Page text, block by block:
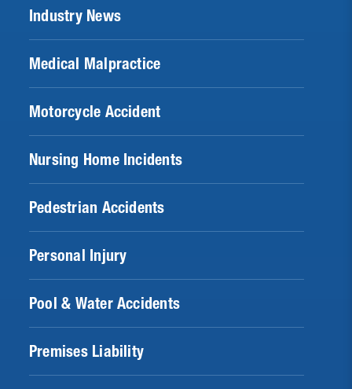
Industry News
Medical Malpractice
Motorcycle Accident
Nursing Home Incidents
Pedestrian Accidents
Personal Injury
Pool & Water Accidents
Premises Liability